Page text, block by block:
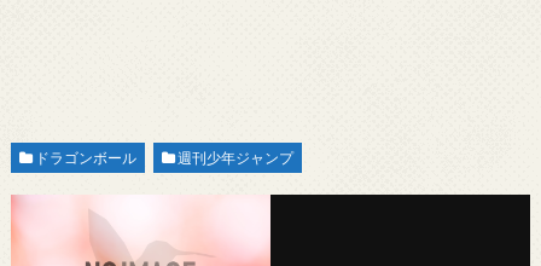
ドラゴンボール 週刊少年ジャンプ